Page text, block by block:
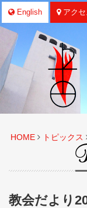
English アクセ
HOME トピックス
教会だより